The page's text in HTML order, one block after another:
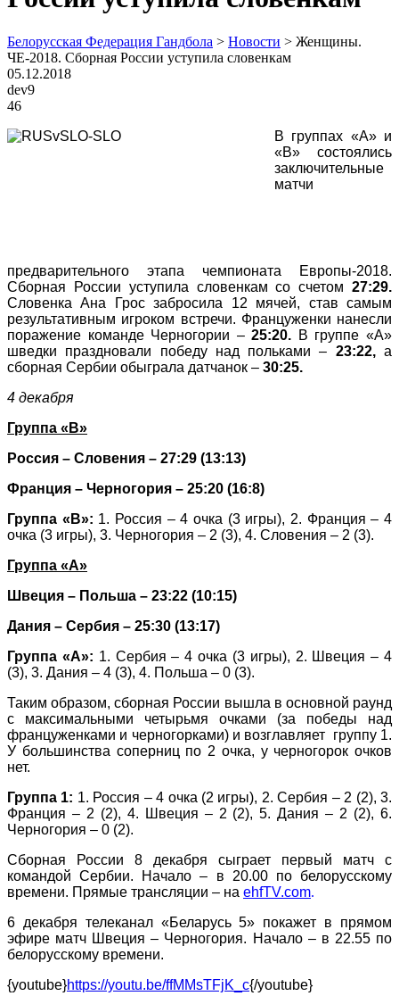
Белорусская Федерация Гандбола > Новости > Женщины.
ЧЕ-2018. Сборная России уступила словенкам
05.12.2018
dev9
46
В группах «А» и
«В» состоялись
заключительные
матчи
предварительного этапа чемпионата Европы-2018.
Сборная России уступила словенкам со счетом 27:29.
Словенка
Ана Грос забросила 12 мячей, став самым
результативным игроком встречи. Француженки нанесли
поражение команде Черногории –25:20. В группе «А»
шведки праздновали победу над польками – 23:22,а
сборная Сербии обыграла датчанок – 30:25.
4 декабря
Группа «В»
Россия – Словения – 27:29 (13:13)
Франция – Черногория – 25:20 (16:8)
Группа «В»: 1. Россия – 4 очка (3 игры), 2. Франция – 4
очка (3 игры), 3. Черногория – 2 (3), 4. Словения – 2 (3).
Группа «А»
Швеция – Польша – 23:22 (10:15)
Дания – Сербия – 25:30 (13:17)
Группа «А»: 1. Сербия – 4 очка (3 игры), 2. Швеция – 4
(3), 3. Дания – 4 (3), 4. Польша – 0 (3).
Таким образом, сборная России вышла в основной раунд
с максимальными четырьмя очками (за победы над
француженками и черногорками) и возглавляет группу 1.
У большинства соперниц по 2 очка, у черногорок очков
нет.
Группа 1: 1. Россия – 4 очка (2 игры), 2. Сербия – 2 (2), 3.
Франция – 2 (2), 4. Швеция – 2 (2), 5. Дания – 2 (2), 6.
Черногория – 0 (2).
Сборная России 8 декабря сыграет первый матч с
командой Сербии. Начало – в 20.00 по белорусскому
времени. Прямые трансляции – на ehfTV.com.
6 декабря телеканал «Беларусь 5» покажет в прямом
эфире матч Швеция – Черногория. Начало – в 22.55 по
белорусскому времени.
{youtube}https://youtu.be/ffMMsTFjK_c{/youtube}